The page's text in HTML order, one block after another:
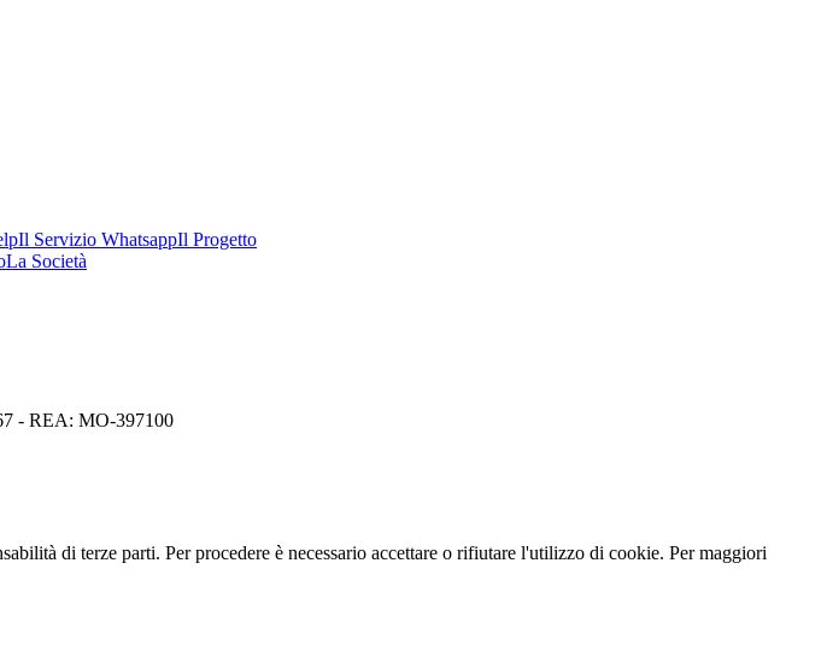
Il Servizio WhatsappIl Progetto
La Società
- REA: MO-397100
di terze parti. Per procedere è necessario accettare o rifiutare l'utilizzo di cookie. Per maggiori